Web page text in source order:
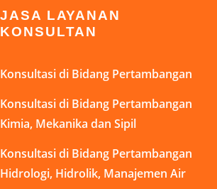
JASA LAYANAN
KONSULTAN
Konsultasi di Bidang Pertambangan
Konsultasi di Bidang Pertambangan
Kimia, Mekanika dan Sipil
Konsultasi di Bidang Pertambangan
Hidrologi, Hidrolik, Manajemen Air